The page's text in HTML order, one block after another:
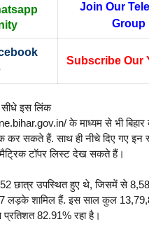
Join Our
Group
Subscribe Our
सीधे इस लिंक
के माध्यम से भी बिहार
कर सकते हैं. साथ ही नीचे दिए गए इन
मैट्रिक टॉपर लिस्ट देख सकते हैं।
छात्र उपस्थित हुए थे, जिसमें से
लड़के शामिल हैं. इस साल कुल
प्रतिशत 82.91% रहा है।